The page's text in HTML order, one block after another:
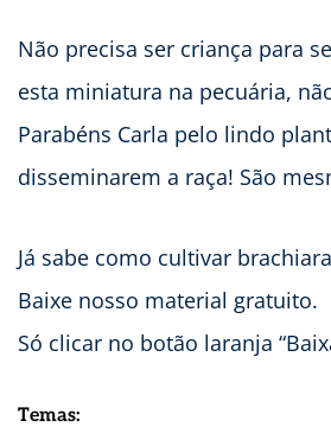
Não precisa ser criança para
esta miniatura na pecuária,
Parabéns Carla pelo lindo
disseminarem a raça! São
Já sabe como cultivar
Baixe nosso material gratuito.
Só clicar no botão laranja
Temas: